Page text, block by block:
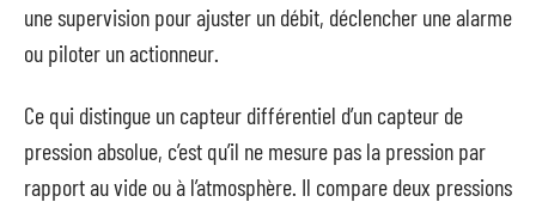
une supervision pour ajuster un débit, déclencher une alarme
ou piloter un actionneur.
Ce qui distingue un capteur différentiel d’un capteur de
pression absolue, c’est qu’il ne mesure pas la pression par
rapport au vide ou à l’atmosphère. Il compare deux pressions